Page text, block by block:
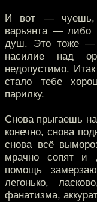
И вот — чуешь,
варьянта — либо
душ. Это тоже —
насилие над
недопустимо.
стало тебе
парилку.
Снова прыгаешь
конечно, снова
снова всё
мрачно сопят и
помощь
легонько,
фанатизма,